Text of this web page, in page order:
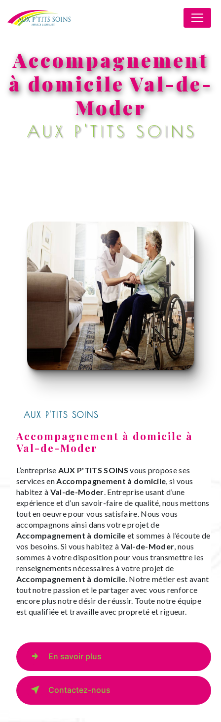
Accompagnement
à domicile Val-de-
Moder
AUX P'TITS SOINS
AUX P'TITS SOINS
Accompagnement à domicile à
Val-de-Moder
L’entreprise AUX P'TITS SOINS vous propose ses
services enAccompagnement à domicile, si vous
habitez à Val-de-Moder. Entreprise usant d’une
expérience et d’un savoir-faire de qualité, nous mettons
tout en oeuvre pour vous satisfaire. Nous vous
accompagnons ainsi dans votre projet de
Accompagnement à domicile et sommes à l’écoute de
vos besoins. Si vous habitez à Val-de-Moder, nous
sommes à votre disposition pour vous transmettre les
renseignements nécessaires à votre projet de
Accompagnement à domicile. Notre métier est avant
tout notre passion et le partager avec vous renforce
encore plus notre désir de réussir. Toute notre équipe
est qualifiée et travaille avec propreté et rigueur.
En savoir plus
Contactez-nous